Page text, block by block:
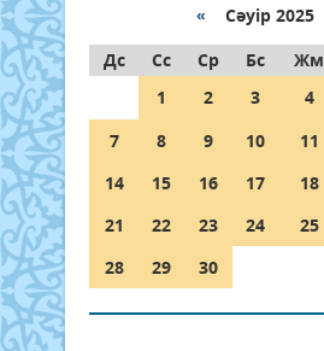
« Сәуір 2025
Дс
Сс Ср Бс Жм
1
2 3 4
7
8 9 10 11
14
15 16 17 18
21
22 23 24 25
28
29 30